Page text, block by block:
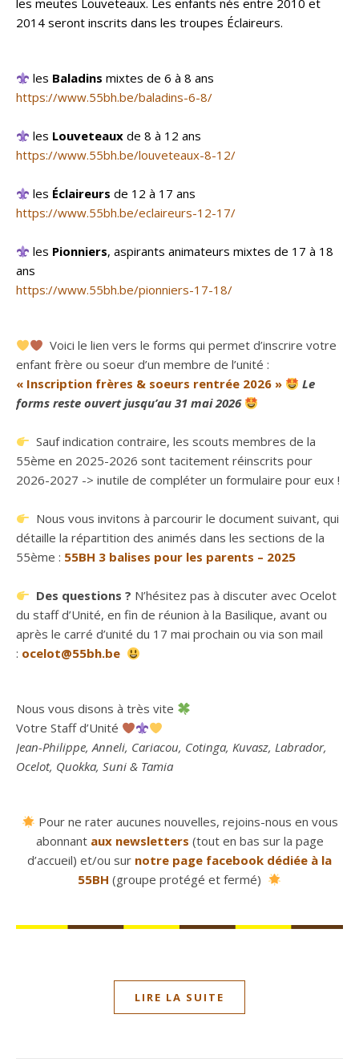
les meutes Louveteaux. Les enfants nés entre 2010 et
2014 seront inscrits dans les troupes Éclaireurs.
les Baladins mixtes de 6 à 8 ans
https://www.55bh.be/baladins-6-8/
les Louveteaux de 8 à 12 ans
https://www.55bh.be/louveteaux-8-12/
les Éclaireurs de 12 à 17 ans
https://www.55bh.be/eclaireurs-12-17/
les Pionniers, aspirants animateurs mixtes de 17 à 18
ans
https://www.55bh.be/pionniers-17-18/
Voici le lien vers le forms qui permet d’inscrire votre
enfant frère ou soeur d’un membre de l’unité :
« Inscription frères & soeurs rentrée 2026 »
Le
forms reste ouvert jusqu’au 31 mai 2026
Sauf indication contraire, les scouts membres de la
55ème en 2025-2026 sont tacitement réinscrits pour
2026-2027 -> inutile de compléter un formulaire pour eux !
Nous vous invitons à parcourir le document suivant, qui
détaille la répartition des animés dans les sections de la
55ème : 55BH 3 balises pour les parents – 2025
Des questions ? N’hésitez pas à discuter avec Ocelot
du staff d’Unité, en fin de réunion à la Basilique, avant ou
après le carré d’unité du 17 mai prochain ou via son mail
: ocelot@55bh.be
Nous vous disons à très vite
Votre Staff d’Unité
Jean-Philippe, Anneli, Cariacou, Cotinga, Kuvasz, Labrador,
Ocelot, Quokka, Suni & Tamia
Pour ne rater aucunes nouvelles, rejoins-nous en vous
abonnant aux newsletters (tout en bas sur la page
d’accueil) et/ou sur notre page facebook dédiée à la
55BH (groupe protégé et fermé)
LIRE LA SUITE